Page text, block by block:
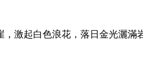
激起白色浪花，落日金光灑